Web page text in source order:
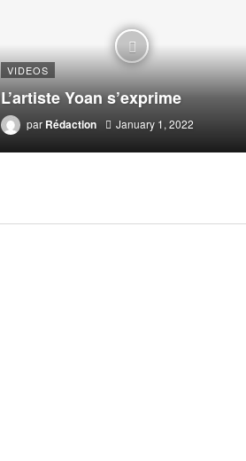
VIDEOS
L’artiste Yoan s’exprime
par Rédaction January 1, 2022